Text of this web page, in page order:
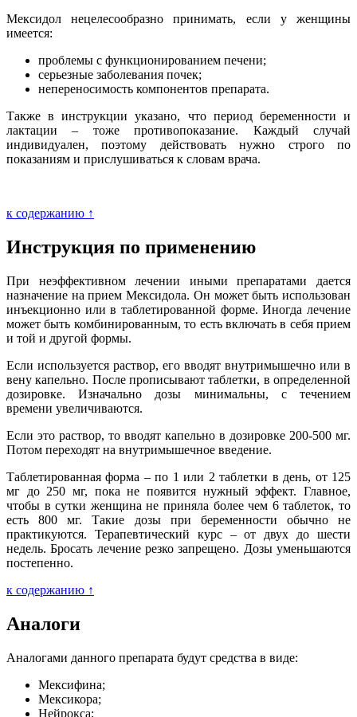
Мексидол нецелесообразно принимать, если у женщины
имеется:
проблемы с функционированием печени;
серьезные заболевания почек;
непереносимость компонентов препарата.
Также в инструкции указано, что период беременности и
лактации – тоже противопоказание. Каждый случай
индивидуален, поэтому действовать нужно строго по
показаниям и прислушиваться к словам врача.
к содержанию ↑
Инструкция по применению
При неэффективном лечении иными препаратами дается
назначение на прием Мексидола. Он может быть использован
инъекционно или в таблетированной форме. Иногда лечение
может быть комбинированным, то есть включать в себя прием
и той и другой формы.
Если используется раствор, его вводят внутримышечно или в
вену капельно. После прописывают таблетки, в определенной
дозировке. Изначально дозы минимальны, с течением
времени увеличиваются.
Если это раствор, то вводят капельно в дозировке 200-500 мг.
Потом переходят на внутримышечное введение.
Таблетированная форма – по 1 или 2 таблетки в день, от 125
мг до 250 мг, пока не появится нужный эффект. Главное,
чтобы в сутки женщина не приняла более чем 6 таблеток, то
есть 800 мг. Такие дозы при беременности обычно не
практикуются. Терапевтический курс – от двух до шести
недель. Бросать лечение резко запрещено. Дозы уменьшаются
постепенно.
к содержанию ↑
Аналоги
Аналогами данного препарата будут средства в виде:
Мексифина;
Мексикора;
Нейрокса;